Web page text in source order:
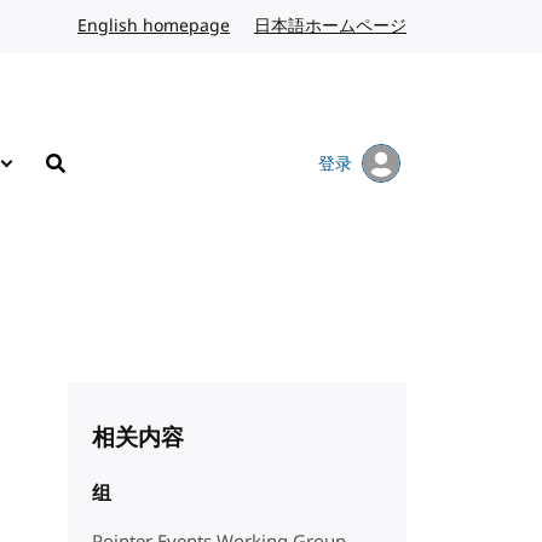
English homepage 英文日本語ホームページ
搜索
登录
相关内容
组